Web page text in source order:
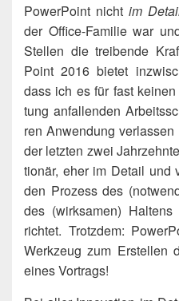
Power­Point nicht im
der Office-Fami­lie war
Stel­len die trei­ben­de
Point 2016 bie­tet
dass ich es für fast
tung anfal­len­den
ren Anwen­dung
der letz­ten zwei
tio­när, eher im Detail und
den Pro­zess des
des (wirk­sa­men)
rich­tet. Trotz­dem:
Werk­zeug zum Erstel­len
eines Vortrags!